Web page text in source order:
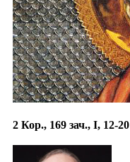
2 Кор., 169 зач., I, 12-20